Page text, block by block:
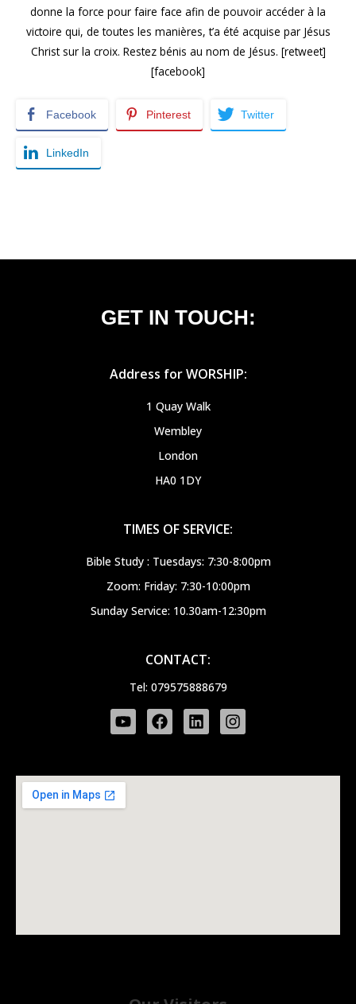
donne la force pour faire face afin de pouvoir accéder à la
victoire qui, de toutes les manières, t’a été acquise par Jésus
Christ sur la croix. Restez bénis au nom de Jésus. [retweet]
[facebook]
Facebook Pinterest Twitter
LinkedIn
GET IN TOUCH:
Address for WORSHIP:
1 Quay Walk
Wembley
London
HA0 1DY
TIMES OF SERVICE:
Bible Study : Tuesdays: 7:30-8:00pm
Zoom: Friday: 7:30-10:00pm
Sunday Service: 10.30am-12:30pm
CONTACT:
Tel: 079575888679